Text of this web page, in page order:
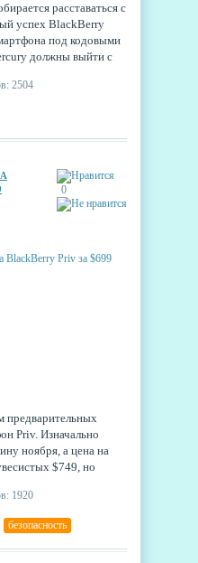
расставаться с
успех BlackBerry
под кодовыми
должны выйти с
Priv, новые модели
помочь в
на андроид-рынке.
2504
0
предварительных
Priv. Изначально
ноября, а цена на
$749, но
заказ за $699, и
Подборка
уже готова к заказу,
1920
безопасность